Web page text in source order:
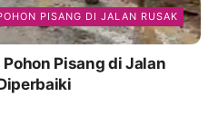
PISANG DI JALAN RUSAK
Pisang di Jalan